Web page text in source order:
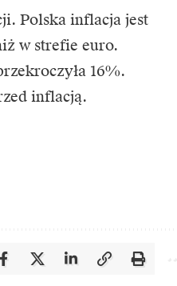
Polska inflacja jest
w strefie euro.
16%.
inflacją.